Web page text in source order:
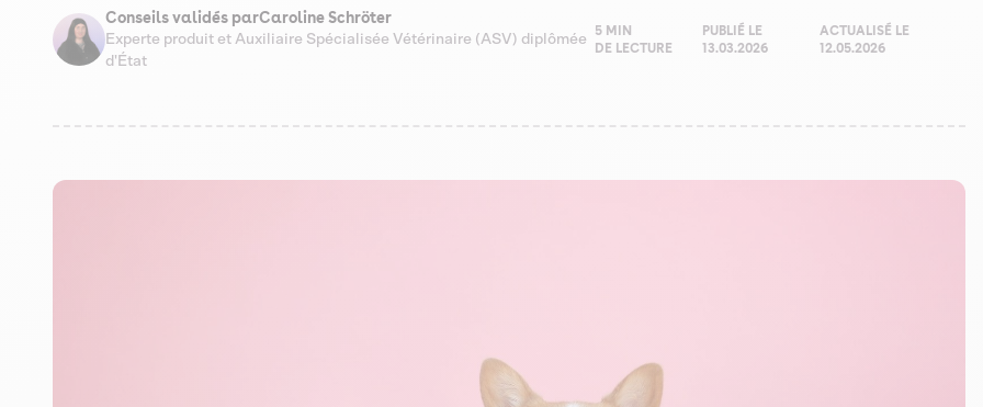
Conseils validés parCaroline Schröter
Experte produit et Auxiliaire Spécialisée Vétérinaire (ASV) diplômée
d'État
5 MIN
DE LECTURE
PUBLIÉ LE
13.03.2026
ACTUALISÉ LE
12.05.2026